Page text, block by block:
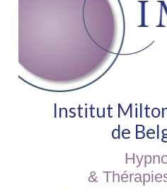
Institut
de
&